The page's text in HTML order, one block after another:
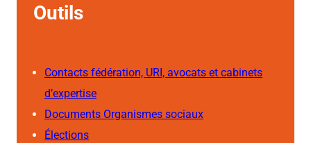
Outils
Contacts fédération, URI, avocats et cabinets
d’expertise
Documents Organismes sociaux
Élections